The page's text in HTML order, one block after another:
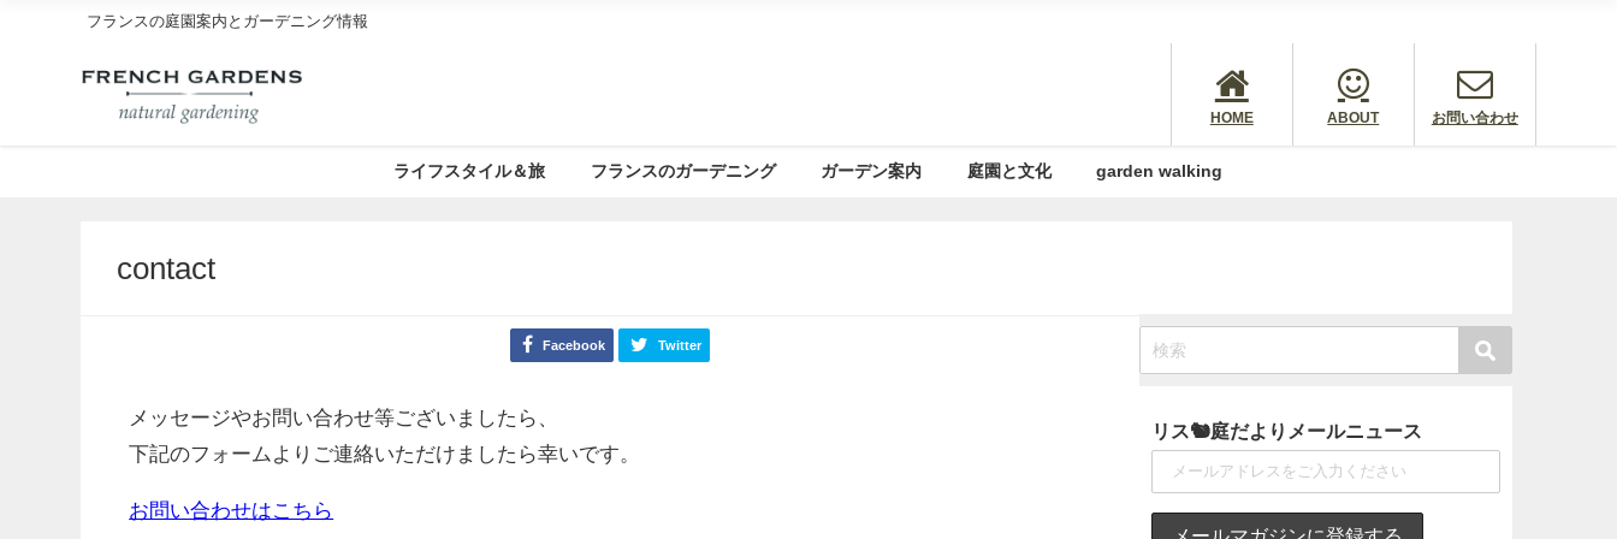
フランスの庭園案内とガーデニング情報
HOME ABOUT お問い合わせ
ライフスタイル＆旅 フランスのガーデニング ガーデン案内 庭園と文化 garden walking
contact
Facebook Twitter
メッセージやお問い合わせ等ございましたら、
下記のフォームよりご連絡いただけましたら幸いです。
お問い合わせはこちら
リス🐿庭だよりメールニュース